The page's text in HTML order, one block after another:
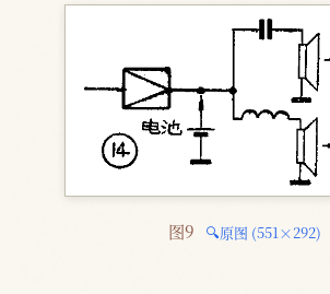
图9 🔍原图 (551×292)